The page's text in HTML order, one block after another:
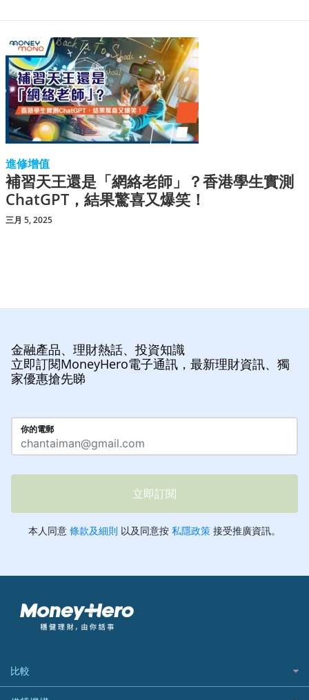
進修增值
補習天王還是「網絡老師」？香港學生實測
ChatGPT，結果驚喜又爆笑！
三月 5, 2025
金融產品、理財熱話、投資知識
立即訂閱MoneyHero電子通訊，最新理財資訊、獨
家優惠搶先睇
比較